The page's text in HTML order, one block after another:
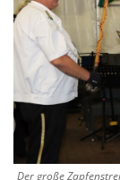
Der große